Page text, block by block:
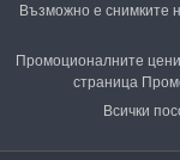
Възможно е снимките
Промоционалните
страница
Всички